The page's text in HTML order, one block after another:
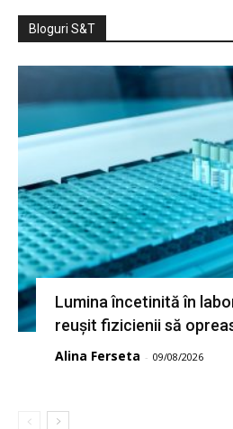
Bloguri S&T
Lumina încetinită în
reușit fizicienii să
Alina Ferseta - 09/08/2026